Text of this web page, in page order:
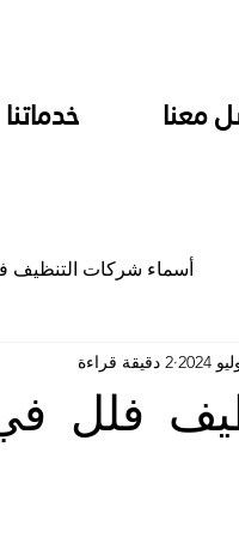
خدماتنا معنا
أسماء شركات التنظيف
شركة تنظيف
فلل في
2 دقيقة قراءة